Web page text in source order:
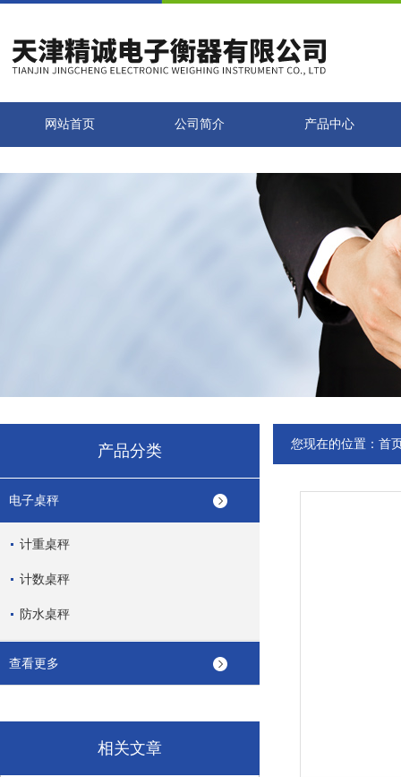
网站首页 公司简介 产品中心
产品分类
电子桌秤
计重桌秤
计数桌秤
防水桌秤
查看更多
相关文章
您现在的位置： 首